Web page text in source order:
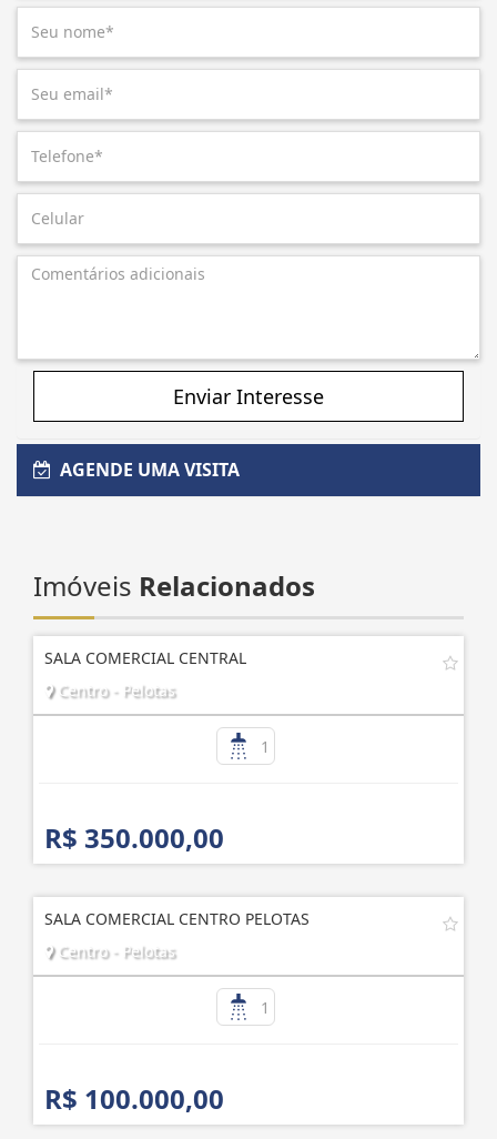
Enviar Interesse
AGENDE UMA VISITA
Imóveis Relacionados
SALA COMERCIAL CENTRAL
Centro - Pelotas
1
R$ 350.000,00
SALA COMERCIAL CENTRO PELOTAS
Centro - Pelotas
1
R$ 100.000,00